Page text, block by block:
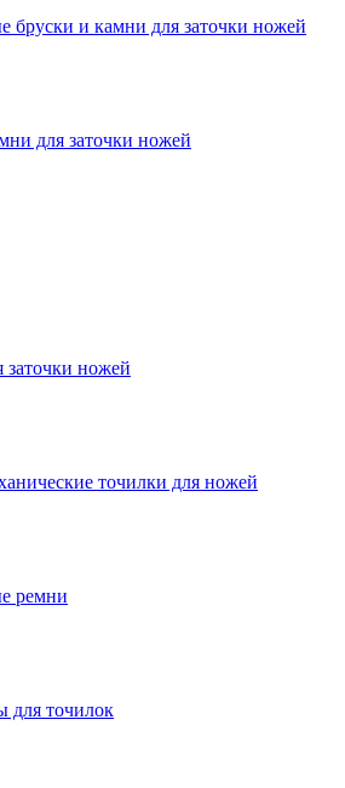
бруски и камни для заточки ножей
для заточки ножей
заточки ножей
точилки для ножей
ремни
для точилок